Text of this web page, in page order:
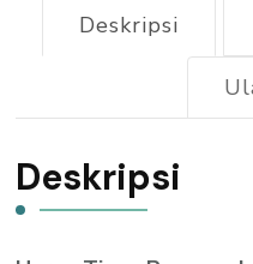
Deskripsi
Deskripsi